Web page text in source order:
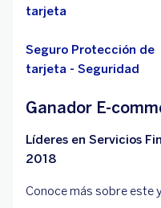
tarjeta
Seguro Protección de
tarjeta - Seguridad
Ganador E-
Líderes en Servicios
2018
Conoce más sobre este